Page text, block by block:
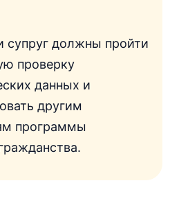
супруг должны пройти
проверку
данных и
другим
программы